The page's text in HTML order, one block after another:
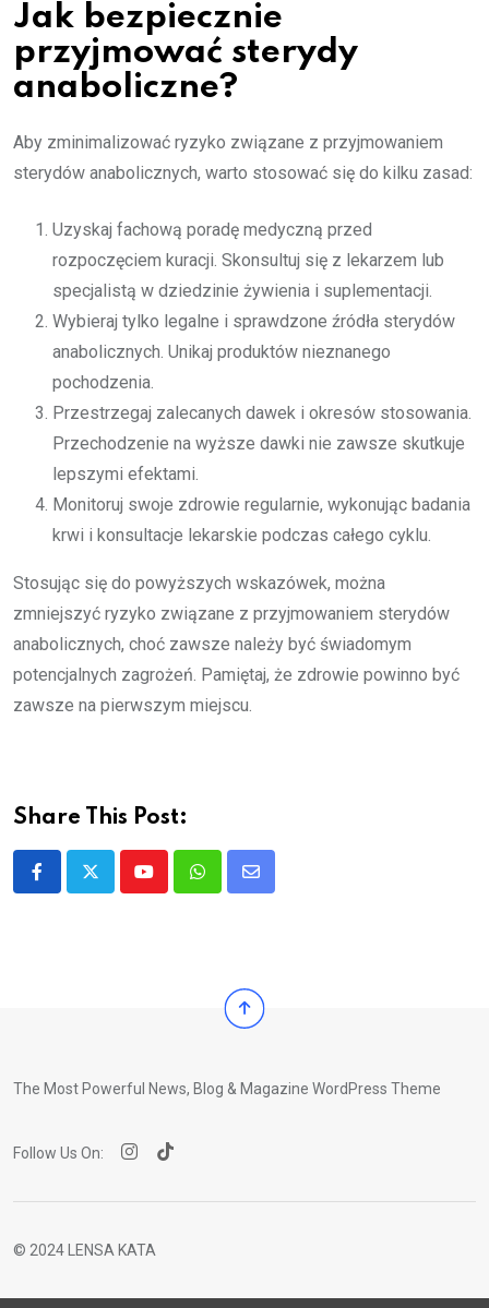
Jak bezpiecznie
przyjmować sterydy
anaboliczne?
Aby zminimalizować ryzyko związane z przyjmowaniem
sterydów anabolicznych, warto stosować się do kilku zasad:
Uzyskaj fachową poradę medyczną przed
rozpoczęciem kuracji. Skonsultuj się z lekarzem lub
specjalistą w dziedzinie żywienia i suplementacji.
Wybieraj tylko legalne i sprawdzone źródła sterydów
anabolicznych. Unikaj produktów nieznanego
pochodzenia.
Przestrzegaj zalecanych dawek i okresów stosowania.
Przechodzenie na wyższe dawki nie zawsze skutkuje
lepszymi efektami.
Monitoruj swoje zdrowie regularnie, wykonując badania
krwi i konsultacje lekarskie podczas całego cyklu.
Stosując się do powyższych wskazówek, można
zmniejszyć ryzyko związane z przyjmowaniem sterydów
anabolicznych, choć zawsze należy być świadomym
potencjalnych zagrożeń. Pamiętaj, że zdrowie powinno być
zawsze na pierwszym miejscu.
Share This Post:
YoutubeWhatsappShare
The Most Powerful News, Blog & Magazine WordPress Theme
Follow Us On:
© 2024 LENSA KATA